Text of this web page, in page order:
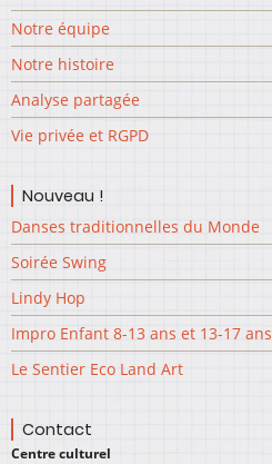
Notre équipe
Notre histoire
Analyse partagée
Vie privée et RGPD
Nouveau !
Danses traditionnelles du Monde
Soirée Swing
Lindy Hop
Impro Enfant 8-13 ans et 13-17 ans
Le Sentier Eco Land Art
Contact
Centre culturel